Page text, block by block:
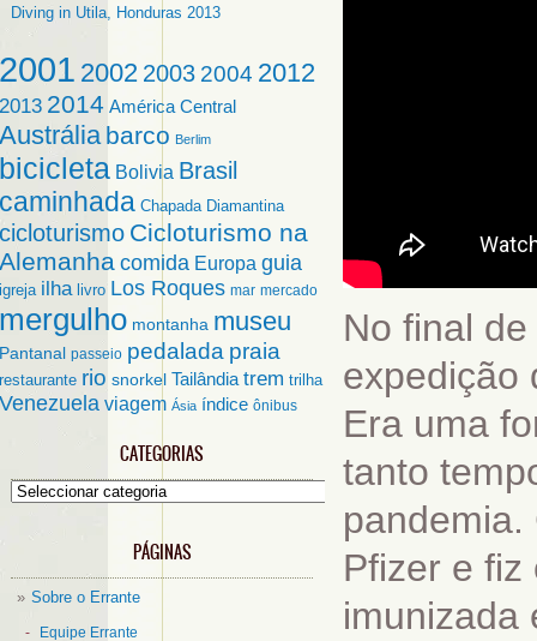
Diving in Utila, Honduras 2013
2001 2002 2003 2004 2012
2013 2014 América Central
Austrália barco Berlim
bicicleta Bolivia Brasil
caminhada Chapada Diamantina
cicloturismo Cicloturismo na
Alemanha comida Europa guia
igreja ilha livro Los Roques mar mercado
mergulho montanha museu
Pantanal passeio pedalada praia
restaurante rio snorkel Tailândia trem trilha
Venezuela viagem Ásia índice ônibus
CATEGORIAS
Categorias
PÁGINAS
Sobre o Errante
Equipe Errante
No final
expedição
Era uma
tanto
Pfizer e fiz
imunizada